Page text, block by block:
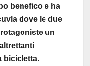
benefico e ha
dove le due
un
bicicletta.